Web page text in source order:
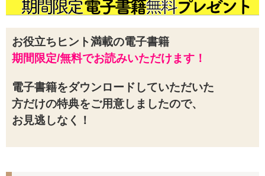
お役立ちヒント満載の電子書籍
期間限定/無料でお読みいただけます！
電子書籍をダウンロードしていただいた
方だけの特典をご用意しましたので、
お見逃しなく！